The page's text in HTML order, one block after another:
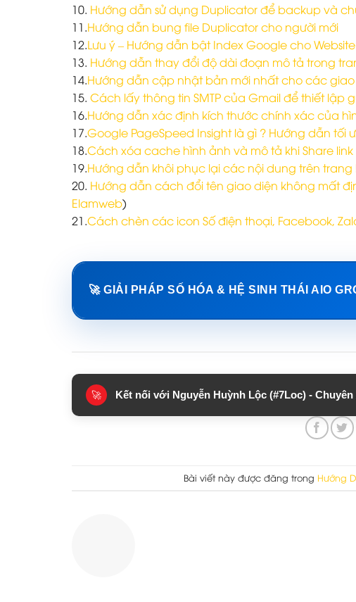
10. Hướng dẫn sử dụng Duplicator để backup và
11.Hướng dẫn bung file Duplicator cho người mới
12.Lưu ý – Hướng dẫn bật Index Google cho Website
13. Hướng dẫn thay đổi độ dài đoạn mô tả trong
14.Hướng dẫn cập nhật bản mới nhất cho các giao
15. Cách lấy thông tin SMTP của Gmail để thiết lập
16.Hướng dẫn xác định kích thước chính xác của
17.Google PageSpeed Insight là gì ? Hướng dẫn tối
18.Cách xóa cache hình ảnh và mô tả khi Share link
19.Hướng dẫn khôi phục lại các nội dung trên trang
20. Hướng dẫn cách đổi tên giao diện không mất
Elamweb)
21.Cách chèn các icon Số điện thoại, Facebook,
🚀 GIẢI PHÁP SỐ HÓA & HỆ SINH THÁI AIO
🚀 Kết nối với Nguyễn Huỳnh Lộc (#7Loc) - Chuyên
Bài viết này được đăng trong Hướng